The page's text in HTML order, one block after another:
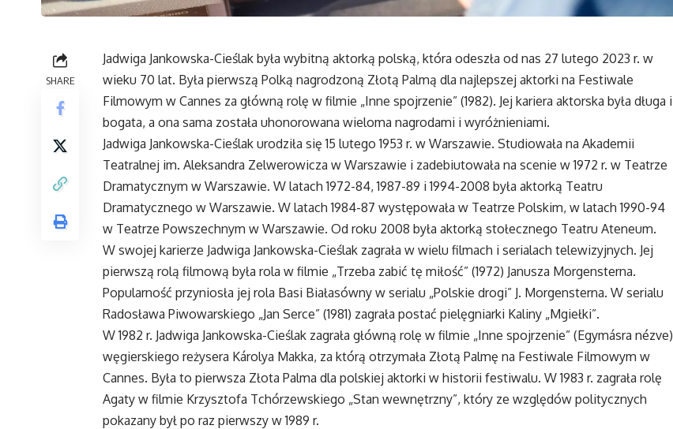
SHARE
Jadwiga Jankowska-Cieślak była wybitną aktorką polską, która odeszła od nas 27 lutego 2023 r. w
wieku 70 lat. Była pierwszą Polką nagrodzoną Złotą Palmą dla najlepszej aktorki na Festiwale
Filmowym w Cannes za główną rolę w filmie „Inne spojrzenie” (1982). Jej kariera aktorska była długa i
bogata, a ona sama została uhonorowana wieloma nagrodami i wyróżnieniami.
Jadwiga Jankowska-Cieślak urodziła się 15 lutego 1953 r. w Warszawie. Studiowała na Akademii
Teatralnej im. Aleksandra Zelwerowicza w Warszawie i zadebiutowała na scenie w 1972 r. w Teatrze
Dramatycznym w Warszawie. W latach 1972-84, 1987-89 i 1994-2008 była aktorką Teatru
Dramatycznego w Warszawie. W latach 1984-87 występowała w Teatrze Polskim, w latach 1990-94
w Teatrze Powszechnym w Warszawie. Od roku 2008 była aktorką stołecznego Teatru Ateneum.
W swojej karierze Jadwiga Jankowska-Cieślak zagrała w wielu filmach i serialach telewizyjnych. Jej
pierwszą rolą filmową była rola w filmie „Trzeba zabić tę miłość” (1972) Janusza Morgensterna.
Popularność przyniosła jej rola Basi Białasówny w serialu „Polskie drogi” J. Morgensterna. W serialu
Radosława Piwowarskiego „Jan Serce” (1981) zagrała postać pielęgniarki Kaliny „Mgiełki”.
W 1982 r. Jadwiga Jankowska-Cieślak zagrała główną rolę w filmie „Inne spojrzenie” (Egymásra nézve)
węgierskiego reżysera Károlya Makka, za którą otrzymała Złotą Palmę na Festiwale Filmowym w
Cannes. Była to pierwsza Złota Palma dla polskiej aktorki w historii festiwalu. W 1983 r. zagrała rolę
Agaty w filmie Krzysztofa Tchórzewskiego „Stan wewnętrzny”, który ze względów politycznych
pokazany był po raz pierwszy w 1989 r.